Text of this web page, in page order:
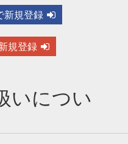
新規登録
規登録
いについ